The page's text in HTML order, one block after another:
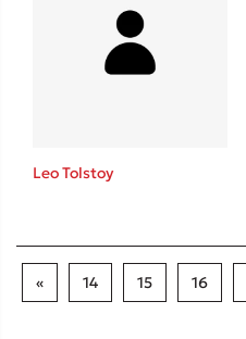
Leo Tolstoy
« 14 15 16